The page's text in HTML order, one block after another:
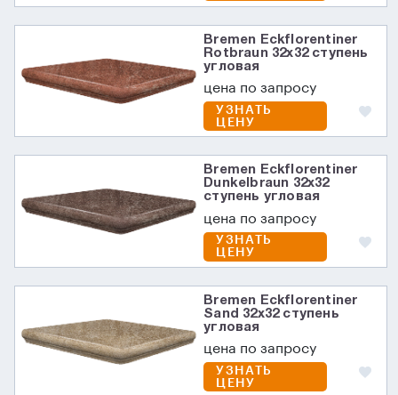
Bremen Eckflorentiner
Rotbraun 32х32 ступень
угловая
цена по запросу
УЗНАТЬ
ЦЕНУ
Bremen Eckflorentiner
Dunkelbraun 32х32
ступень угловая
цена по запросу
УЗНАТЬ
ЦЕНУ
Bremen Eckflorentiner
Sand 32х32 ступень
угловая
цена по запросу
УЗНАТЬ
ЦЕНУ